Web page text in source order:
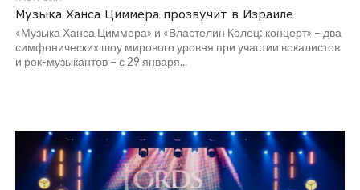
Музыка Ханса Циммера прозвучит в Израиле
«Музыка Ханса Циммера» и «Властелин Колец: концерт» – два
симфонических шоу мирового уровня при участии вокалистов
и рок-музыкантов – с 29 января...